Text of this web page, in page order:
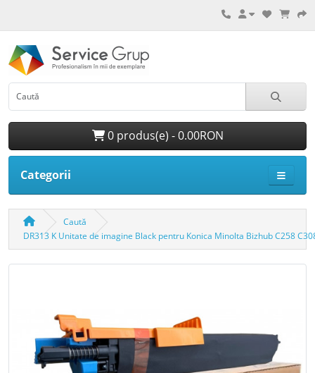
0 produs(e) - 0.00RON
Categorii
Caută
DR313 K Unitate de imagine Black pentru Konica Minolta Bizhub C258